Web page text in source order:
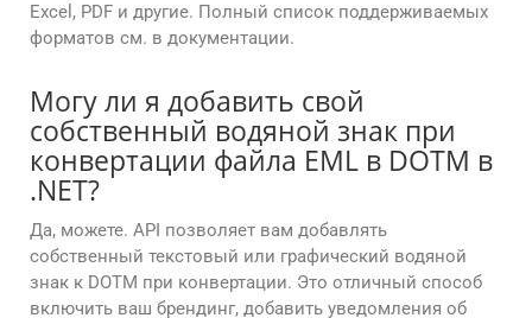
Excel, PDF и другие. Полный список поддерживаемых
форматов см. в документации.
Могу ли я добавить свой
собственный водяной знак при
конвертации файла EML в DOTM в
.NET?
Да, можете. API позволяет вам добавлять
собственный текстовый или графический водяной
знак к DOTM при конвертации. Это отличный способ
включить ваш брендинг, добавить уведомления об